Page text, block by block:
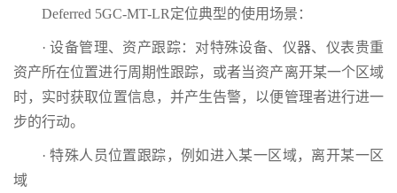
Deferred 5GC-MT-LR定位典型的使用场景：
· 设备管理、资产跟踪：对特殊设备、仪器、仪表贵重
资产所在位置进行周期性跟踪，或者当资产离开某一个区域
时，实时获取位置信息，并产生告警，以便管理者进行进一
步的行动。
· 特殊人员位置跟踪，例如进入某一区域，离开某一区
域